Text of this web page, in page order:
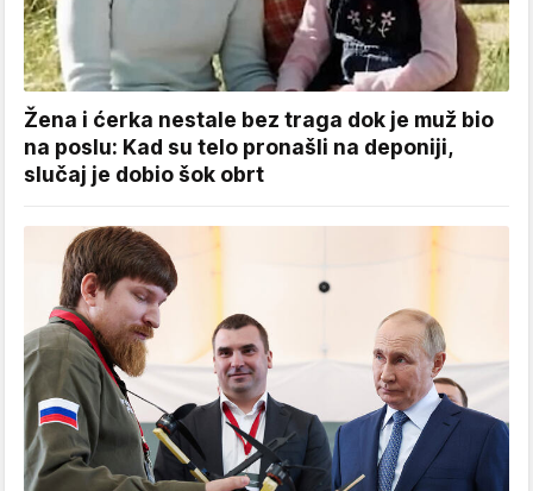
Žena i ćerka nestale bez traga dok je muž bio
na poslu: Kad su telo pronašli na deponiji,
slučaj je dobio šok obrt